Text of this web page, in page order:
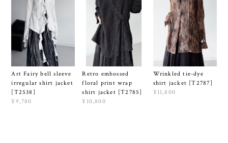
Art Fairy bell sleeve
irregular shirt jacket
[T2538]
¥9,780
Retro embossed
floral print wrap
shirt jacket [T2785]
¥10,800
Wrinkled tie-dye
shirt jacket [T2787]
¥11,800